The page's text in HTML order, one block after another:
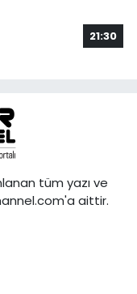
21:30
tüm yazı ve
aittir.